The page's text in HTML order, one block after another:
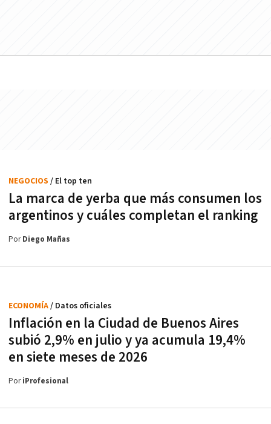
La marca de yerba que más consumen los
argentinos y cuáles completan el ranking
NEGOCIOS / El top ten
PorDiego Mañas
Inflación en la Ciudad de Buenos Aires
subió 2,9% en julio y ya acumula 19,4%
en siete meses de 2026
ECONOMÍA/ Datos oficiales
PoriProfesional